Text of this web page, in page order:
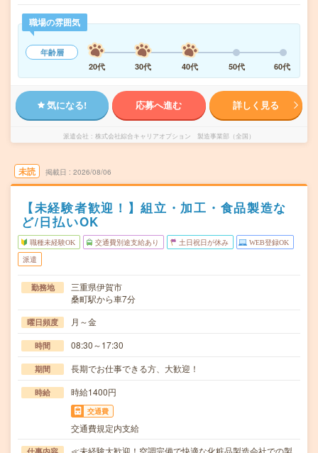
職場の雰囲気
年齢層
20代
30代 40代 50代 60代
気になる! 応募へ進む 詳しく見る
派遣会社 株式会社綜合キャリアオプション 製造事業部（全国）
未読 掲載日 2026/08/06
【未経験者歓迎！】組立・加工・食品製造な
ど/日払いOK
職種未経験OK 交通費別途支給あり 土日祝日が休み WEB登録OK
派遣
勤務地
三重県伊賀市
桑町駅から車7分
曜日頻度 月～金
時間 08:30～17:30
期間 長期でお仕事できる方、大歓迎！
時給 時給1400円
交通費
交通費規定内支給
≪未経験大歓迎！空調完備で快適な化粧品製造会社での製